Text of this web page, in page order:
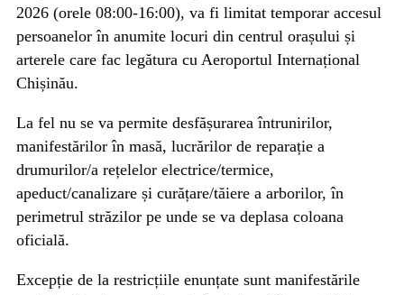
2026 (orele 08:00-16:00), va fi limitat temporar accesul
persoanelor în anumite locuri din centrul orașului și
arterele care fac legătura cu Aeroportul Internațional
Chișinău.
La fel nu se va permite desfășurarea întrunirilor,
manifestărilor în masă, lucrărilor de reparație a
drumurilor/a rețelelor electrice/termice,
apeduct/canalizare și curățare/tăiere a arborilor, în
perimetrul străzilor pe unde se va deplasa coloana
oficială.
Excepție de la restricțiile enunțate sunt manifestările